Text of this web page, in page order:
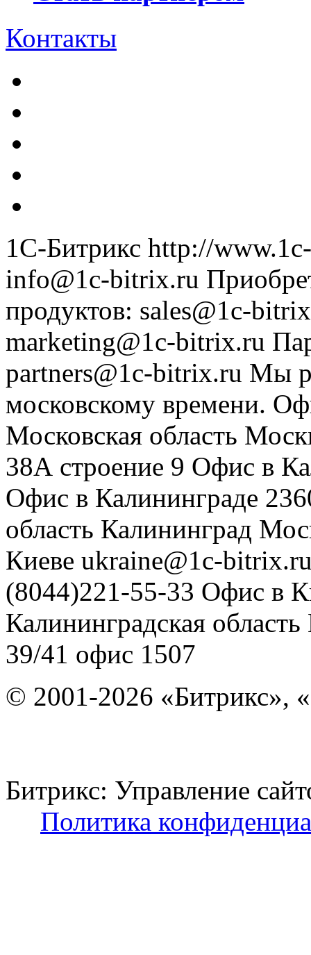
Контакты
1С-Битрикс http://
info@1c-bitrix.ru
продуктов: sales@1c-
marketing@1c-bitrix.ru
partners@1c-bitrix.ru Мы
московскому времени.
Московская область
38А строение 9 Офис в
Офис в Калининграде
область Калининград
Киеве ukraine@1c-
(8044)221-55-33 Офис в
Калининградская область
39/41 офис 1507
© 2001-2026 «Битрикс»,
Битрикс: Управление
Политика